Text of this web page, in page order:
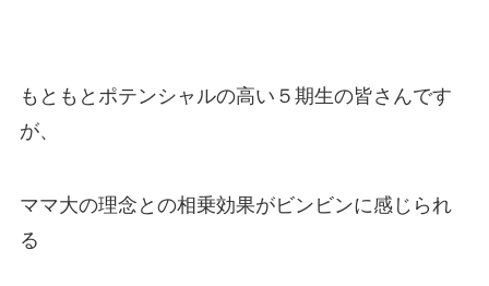
もともとポテンシャルの高い５期生の皆さんです
が、
ママ大の理念との相乗効果がビンビンに感じられ
る